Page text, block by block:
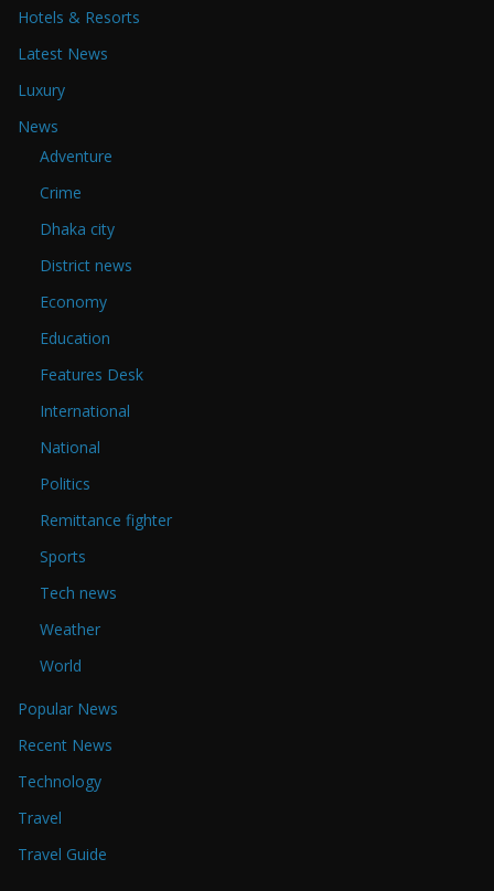
Hotels & Resorts
Latest News
Luxury
News
Adventure
Crime
Dhaka city
District news
Economy
Education
Features Desk
International
National
Politics
Remittance fighter
Sports
Tech news
Weather
World
Popular News
Recent News
Technology
Travel
Travel Guide